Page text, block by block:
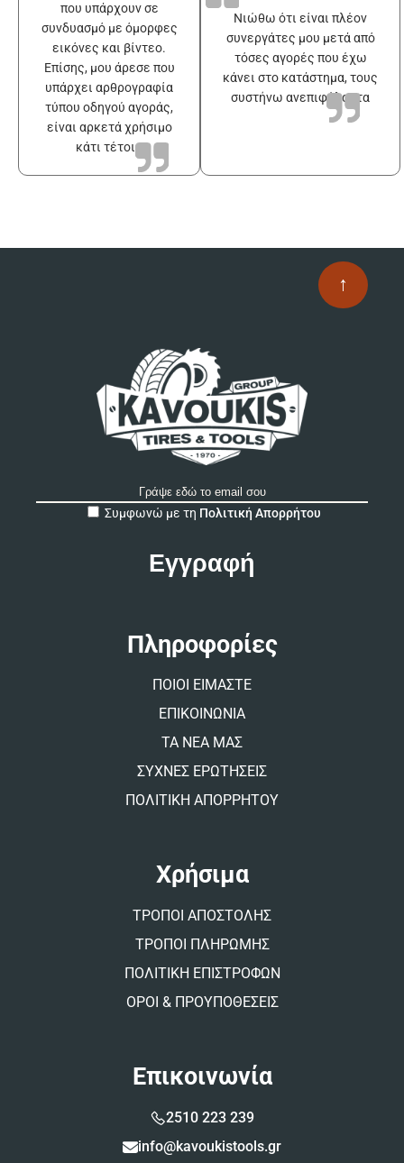
που υπάρχουν σε
συνδυασμό με όμορφες
εικόνες και βίντεο.
Επίσης, μου άρεσε που
υπάρχει αρθρογραφία
τύπου οδηγού αγοράς,
είναι αρκετά χρήσιμο
κάτι τέτοιο
Νιώθω ότι είναι πλέον
συνεργάτες μου μετά από
τόσες αγορές που έχω
κάνει στο κατάστημα, τους
συστήνω ανεπιφύλακτα
↑
Συμφωνώ με τη Πολιτική Απορρήτου
Πληροφορίες
ΠΟΙΟΙ ΕΙΜΑΣΤΕ
ΕΠΙΚΟΙΝΩΝΙΑ
ΤΑ ΝΕΑ ΜΑΣ
ΣΥΧΝΕΣ ΕΡΩΤΗΣΕΙΣ
ΠΟΛΙΤΙΚΗ ΑΠΟΡΡΗΤΟΥ
Χρήσιμα
ΤΡΟΠΟΙ ΑΠΟΣΤΟΛΗΣ
ΤΡΟΠΟΙ ΠΛΗΡΩΜΗΣ
ΠΟΛΙΤΙΚΗ ΕΠΙΣΤΡΟΦΩΝ
ΟΡΟΙ & ΠΡΟΥΠΟΘΕΣΕΙΣ
Επικοινωνία
2510 223 239
info@kavoukistools.gr